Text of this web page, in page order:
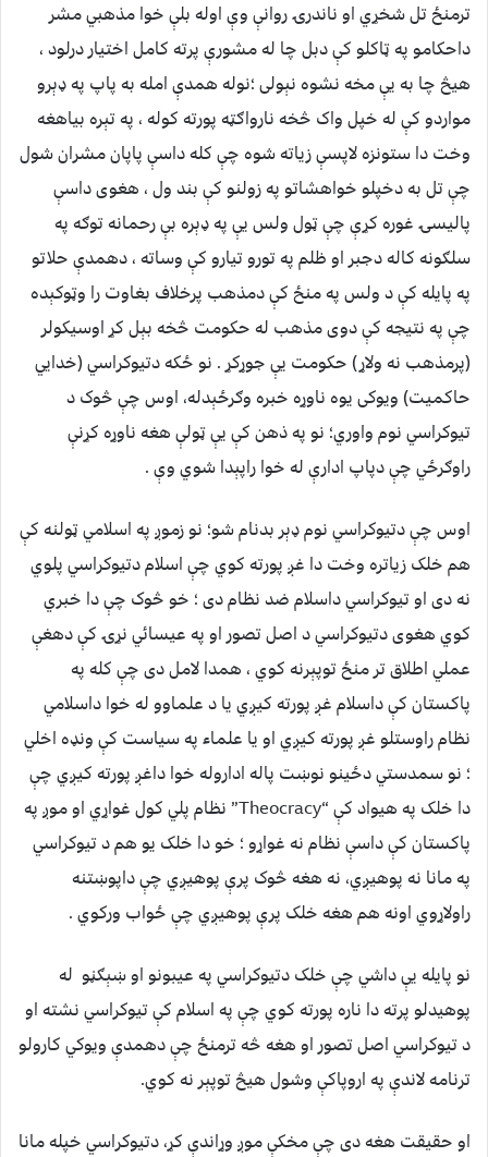
ترمنځ تل شخړي او ناندرۍ روانې وې اوله بلې خوا مذهبي مشر
داحکامو په ټاکلو کې دبل چا له مشورې پرته کامل اختيار درلود ،
هيڅ چا به يې مخه نشوه نېولی ؛نوله همدې امله به پاپ په ډېرو
مواردو کې له خپل واک څخه نارواګټه پورته کوله ، په تېره بياهغه
وخت دا ستونزه لاپسې زياته شوه چې کله داسې پاپان مشران شول
چې تل به دخپلو خواهشاتو په زولنو کې بند ول ، هغوی داسې
پاليسۍ غوره کړې چې ټول ولس يې په ډېره بې رحمانه توګه په
سلګونه کاله دجبر او ظلم په تورو تيارو کې وساته ، دهمدې حلاتو
په پايله کې د ولس په منځ کې دمذهب پرخلاف بغاوت را وټوکېده
چې په نتيجه کې دوی مذهب له حکومت څخه بېل کړ اوسيکولر
(پرمذهب نه ولاړ) حکومت يې جوړکړ . نو ځکه دتيوکراسي (خدايي
حاکميت) ويوکی يوه ناوړه خبره وګرځېدله، اوس چې څوک د
تيوکراسي نوم واوري؛ نو په ذهن کې يې ټولې هغه ناوړه کړنې
راوګرځي چې دپاپ ادارې له خوا راپېدا شوي وې .
اوس چې دتيوکراسي نوم ډېر بدنام شو؛ نو زموږ په اسلامي ټولنه کې
هم خلک زياتره وخت دا غږ پورته کوي چې اسلام دتيوکراسي پلوي
نه دی او تيوکراسي داسلام ضد نظام دی ؛ خو څوک چې دا خبري
کوي هغوی دتيوکراسي د اصل تصور او په عيسائي نړۍ کې دهغې
عملي اطلاق تر منځ توپېرنه کوي ، همدا لامل دی چې کله په
پاکستان کې داسلام غږ پورته کيږي يا د علماوو له خوا داسلامي
نظام راوستلو غږ پورته کيږي او يا علماء په سياست کې ونډه اخلي
؛ نو سمدستي دځينو نوښت پاله اداروله خوا داغږ پورته کيږي چې
دا خلک په هيواد کې “Theocracy” نظام پلي کول غواړي او موږ په
پاکستان کې داسې نظام نه غواړو ؛ خو دا خلک يو هم د تيوکراسي
په مانا نه پوهيږي، نه هغه څوک پرې پوهيږي چې داپوښتنه
راولاړوي اونه هم هغه خلک پرې پوهيږي چې ځواب ورکوي .
نو پايله يې داشي چې خلک دتيوکراسي په عيبونو او ښېګڼو له
پوهيدلو پرته دا ناره پورته کوي چې په اسلام کې تيوکراسي نشته او
د تيوکراسي اصل تصور او هغه څه ترمنځ چې دهمدې ويوکي کارولو
ترنامه لاندې په اروپاکې وشول هيڅ توپېر نه کوي.
او حقيقت هغه دی چې مخکې موږ وړاندې کړ، دتيوکراسي خپله مانا